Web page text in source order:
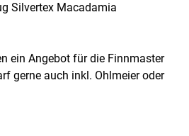
Silvertex Macadamia
ein Angebot für die Finnmaster
gerne auch inkl. Ohlmeier oder